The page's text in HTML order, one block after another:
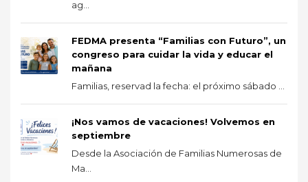
ag...
FEDMA presenta “Familias con Futuro”, un
congreso para cuidar la vida y educar el
mañana
Familias, reservad la fecha: el próximo sábado ...
¡Nos vamos de vacaciones! Volvemos en
septiembre
Desde la Asociación de Familias Numerosas de
Ma...